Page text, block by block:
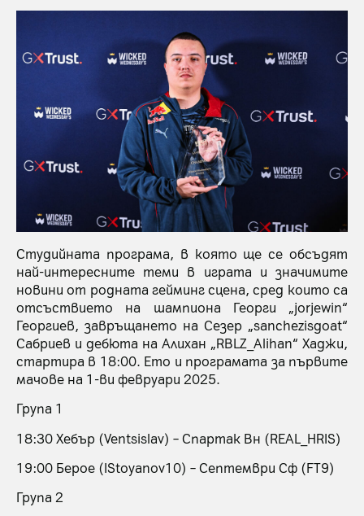
Студийната програма, в която ще се обсъдят
най-интересните теми в играта и значимите
новини от родната гейминг сцена, сред които са
отсъствието на шампиона Георги „jorjewin“
Георгиев, завръщането на Сезер „sanchezisgoat“
Сабриев и дебюта на Алихан „RBLZ_Alihan“ Хаджи,
стартира в 18:00. Ето и програмата за първите
мачове на 1-ви февруари 2025.
Група 1
18:30 Хебър (Ventsislav) – Спартак Вн (REAL_HRIS)
19:00 Берое (IStoyanov10) – Септември Сф (FT9)
Група 2